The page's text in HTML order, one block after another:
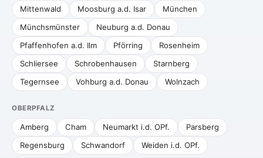
Mittenwald
Moosburg a.d. Isar
München
Münchsmünster
Neuburg a.d. Donau
Pfaffenhofen a.d. Ilm
Pförring
Rosenheim
Schliersee
Schrobenhausen
Starnberg
Tegernsee
Vohburg a.d. Donau Wolnzach
OBERPFALZ
Amberg Cham Neumarkt i.d. OPf.
Parsberg
Regensburg
Schwandorf Weiden i.d. OPf.